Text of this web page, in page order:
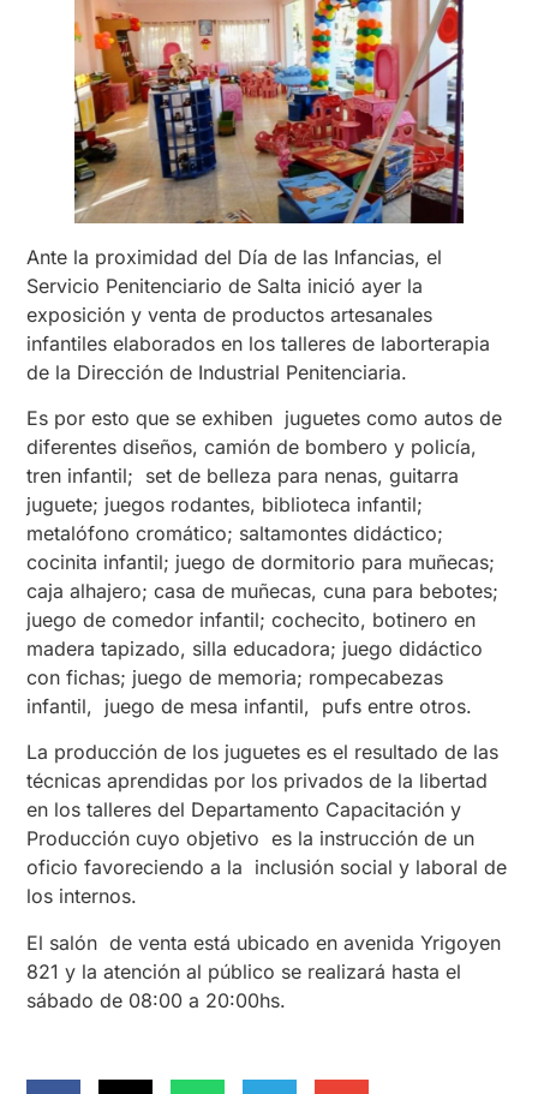
Ante la proximidad del Día de las Infancias, el
Servicio Penitenciario de Salta inició ayer la
exposición y venta de productos artesanales
infantiles elaborados en los talleres de laborterapia
de la Dirección de Industrial Penitenciaria.
Es por esto que se exhiben juguetes como autos de
diferentes diseños, camión de bombero y policía,
tren infantil; set de belleza para nenas, guitarra
juguete; juegos rodantes, biblioteca infantil;
metalófono cromático; saltamontes didáctico;
cocinita infantil; juego de dormitorio para muñecas;
caja alhajero; casa de muñecas, cuna para bebotes;
juego de comedor infantil; cochecito, botinero en
madera tapizado, silla educadora; juego didáctico
con fichas; juego de memoria; rompecabezas
infantil, juego de mesa infantil, pufs entre otros.
La producción de los juguetes es el resultado de las
técnicas aprendidas por los privados de la libertad
en los talleres del Departamento Capacitación y
Producción cuyo objetivo es la instrucción de un
oficio favoreciendo a la inclusión social y laboral de
los internos.
El salón de venta está ubicado en avenida Yrigoyen
821 y la atención al público se realizará hasta el
sábado de 08:00 a 20:00hs.